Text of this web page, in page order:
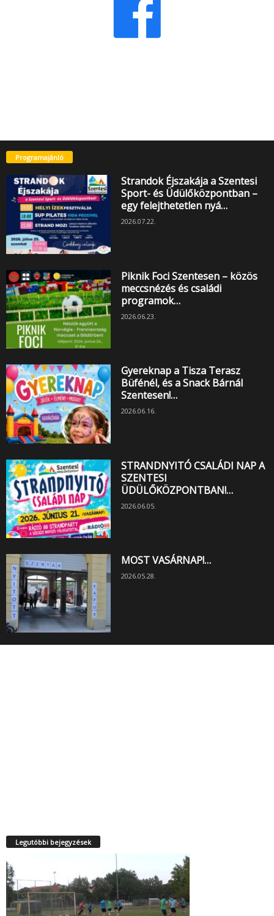
Programajánló
Strandok Éjszakája a Szentesi
Sport- és Üdülőközpontban –
egy felejthetetlen nyá…
2026.07.22.
Piknik Foci Szentesen – közös
meccsnézés és családi
programok…
2026.06.23.
Gyereknap a Tisza Terasz
Büfénél, és a Snack Bárnál
Szentesen!…
2026.06.16.
STRANDNYITÓ CSALÁDI NAP A
SZENTESI
ÜDÜLŐKÖZPONTBAN!…
2026.06.05.
MOST VASÁRNAP!…
2026.05.28.
Legutóbbi bejegyzések